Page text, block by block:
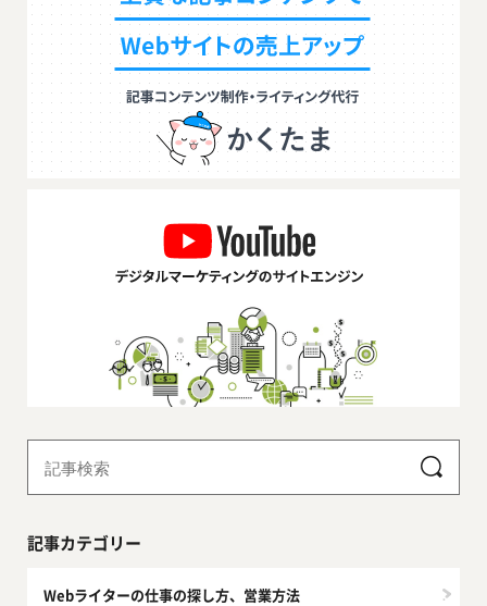
記事カテゴリー
Webライターの仕事の探し方、営業方法